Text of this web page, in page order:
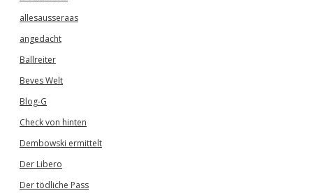
allesausseraas
angedacht
Ballreiter
Beves Welt
Blog-G
Check von hinten
Dembowski ermittelt
Der Libero
Der tödliche Pass